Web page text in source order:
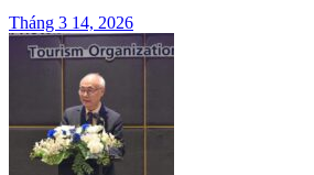
Tháng 3 14, 2026